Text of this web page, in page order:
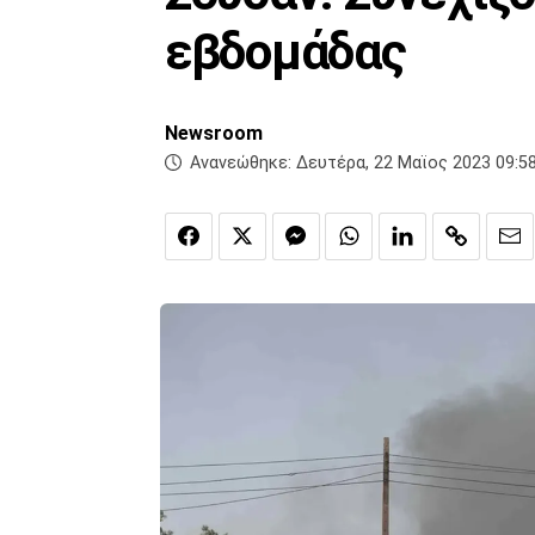
εβδομάδας
Newsroom
Ανανεώθηκε: Δευτέρα, 22 Μαϊος 2023